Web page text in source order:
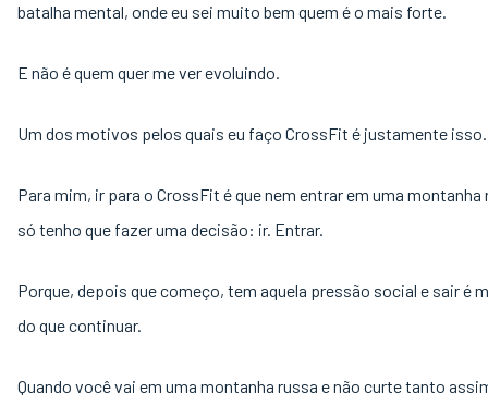
batalha mental, onde eu sei muito bem quem é o mais forte.
E não é quem quer me ver evoluindo.
Um dos motivos pelos quais eu faço CrossFit é justamente
Para mim, ir para o CrossFit é que nem entrar em uma montanha
só tenho que fazer uma decisão: ir. Entrar.
Porque, depois que começo, tem aquela pressão social e sair é
do que continuar.
Quando você vai em uma montanha russa e não curte tanto